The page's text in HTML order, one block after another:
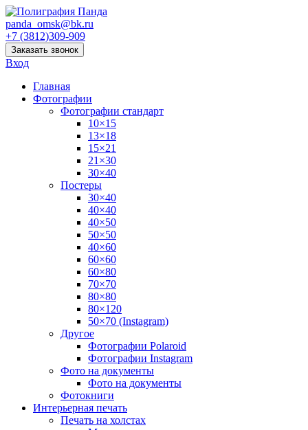
panda_omsk@bk.ru
+7 (3812)309-909
Заказать звонок
Вход
Главная
Фотографии
Фотографии стандарт
10×15
13×18
15×21
21×30
30×40
Постеры
30×40
40×40
40×50
50×50
40×60
60×60
60×80
70×70
80×80
80×120
50×70 (Instagram)
Другое
Фотографии Polaroid
Фотографии Instagram
Фото на документы
Фото на документы
Фотокниги
Интерьерная печать
Печать на холстах